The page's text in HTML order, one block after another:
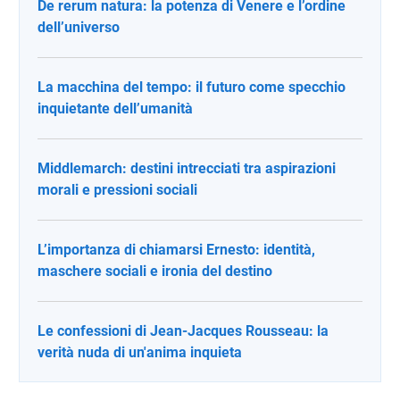
De rerum natura: la potenza di Venere e l’ordine
dell’universo
La macchina del tempo: il futuro come specchio
inquietante dell’umanità
Middlemarch: destini intrecciati tra aspirazioni
morali e pressioni sociali
L’importanza di chiamarsi Ernesto: identità,
maschere sociali e ironia del destino
Le confessioni di Jean-Jacques Rousseau: la
verità nuda di un'anima inquieta